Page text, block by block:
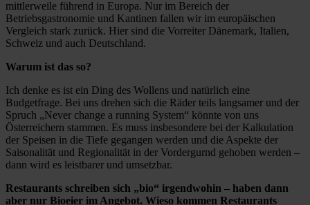
mittlerweile führend in Europa. Nur im Bereich der
Betriebsgastronomie und Kantinen fallen wir im europäischen
Vergleich stark zurück. Hier sind die Vorreiter Dänemark, Italien,
Schweiz und auch Deutschland.
Warum ist das so?
Ich denke es ist ein Ding des Wollens und natürlich eine
Budgetfrage. Bei uns drehen sich die Räder teils langsamer und der
Spruch „Never change a running System“ könnte von uns
Österreichern stammen. Es muss insbesondere bei der Kalkulation
der Speisen in die Tiefe gegangen werden und die Aspekte der
Saisonalität und Regionalität in der Vordergurnd gehoben werden –
dann wird es leistbarer und umsetzbar.
Restaurants schreiben sich „bio“ irgendwohin – haben dann
aber nur Bioeier im Angebot. Wieso kommen Restaurants